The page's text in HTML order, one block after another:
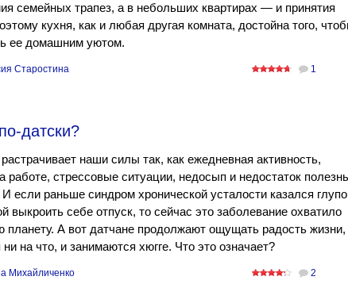
семейных трапез, а в небольших квартирах — и принятия
кухня, как и любая другая комната, достойна того,
ее домашним уютом.
Старостина 1
датски?
наши силы так, как ежедневная активность,
работе, стрессовые ситуации, недосып и недостаток
если раньше синдром хронической усталости казался
выкроить себе отпуск, то сейчас это заболевание охватило
планету. А вот датчане продолжают ощущать радость жизни,
ни на что, и занимаются хюгге. Что это означает?
Михайличенко 2